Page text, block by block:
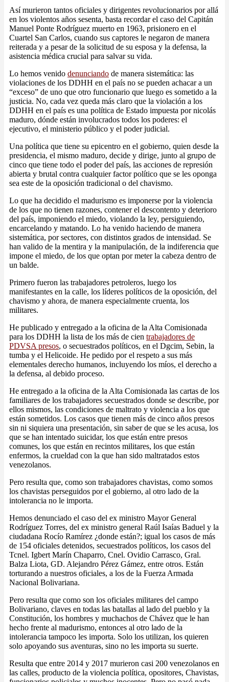
Así murieron tantos oficiales y dirigentes revolucionarios por allá
en los violentos años sesenta, basta recordar el caso del Capitán
Manuel Ponte Rodríguez muerto en 1963, prisionero en el
Cuartel San Carlos, cuando sus captores le negaron de manera
reiterada y a pesar de la solicitud de su esposa y la defensa, la
asistencia médica crucial para salvar su vida.
Lo hemos venido denunciando de manera sistemática: las
violaciones de los DDHH en el país no se pueden achacar a un
“exceso” de uno que otro funcionario que luego es sometido a la
justicia. No, cada vez queda más claro que la violación a los
DDHH en el país es una política de Estado impuesta por nicolás
maduro, dónde están involucrados todos los poderes: el
ejecutivo, el ministerio público y el poder judicial.
Una política que tiene su epicentro en el gobierno, quien desde la
presidencia, el mismo maduro, decide y dirige, junto al grupo de
cinco que tiene todo el poder del país, las acciones de represión
abierta y brutal contra cualquier factor político que se les oponga
sea este de la oposición tradicional o del chavismo.
Lo que ha decidido el madurismo es imponerse por la violencia
de los que no tienen razones, contener el descontento y deterioro
del país, imponiendo el miedo, violando la ley, persiguiendo,
encarcelando y matando. Lo ha venido haciendo de manera
sistemática, por sectores, con distintos grados de intensidad. Se
han valido de la mentira y la manipulación, de la indiferencia que
impone el miedo, de los que optan por meter la cabeza dentro de
un balde.
Primero fueron las trabajadores petroleros, luego los
manifestantes en la calle, los líderes políticos de la oposición, del
chavismo y ahora, de manera especialmente cruenta, los
militares.
He publicado y entregado a la oficina de la Alta Comisionada
para los DDHH la lista de los más de cien trabajadores de
PDVSA presos, o secuestrados políticos, en el Dgcim, Sebin, la
tumba y el Helicoide. He pedido por el respeto a sus más
elementales derecho humanos, incluyendo los míos, el derecho a
la defensa, al debido proceso.
He entregado a la oficina de la Alta Comisionada las cartas de los
familiares de los trabajadores secuestrados donde se describe, por
ellos mismos, las condiciones de maltrato y violencia a los que
están sometidos. Los casos que tienen más de cinco años presos
sin ni siquiera una presentación, sin saber de que se les acusa, los
que se han intentado suicidar, los que están entre presos
comunes, los que están en recintos militares, los que están
enfermos, la crueldad con la que han sido maltratados estos
venezolanos.
Pero resulta que, como son trabajadores chavistas, como somos
los chavistas perseguidos por el gobierno, al otro lado de la
intolerancia no le importa.
Hemos denunciado el caso del ex ministro Mayor General
Rodríguez Torres, del ex ministro general Raúl Isaías Baduel y la
ciudadana Rocío Ramírez ¿donde están?; igual los casos de más
de 154 oficiales detenidos, secuestrados políticos, los casos del
Tcnel. Igbert Marín Chaparro, Cnel. Ovidio Carrasco, Gral.
Balza Liota, GD. Alejandro Pérez Gámez, entre otros. Están
torturando a nuestros oficiales, a los de la Fuerza Armada
Nacional Bolivariana.
Pero resulta que como son los oficiales militares del campo
Bolivariano, claves en todas las batallas al lado del pueblo y la
Constitución, los hombres y muchachos de Chávez que le han
hecho frente al madurismo, entonces al otro lado de la
intolerancia tampoco les importa. Solo los utilizan, los quieren
solo apoyando sus aventuras, sino no les importa su suerte.
Resulta que entre 2014 y 2017 murieron casi 200 venezolanos en
las calles, producto de la violencia política, opositores, Chavistas,